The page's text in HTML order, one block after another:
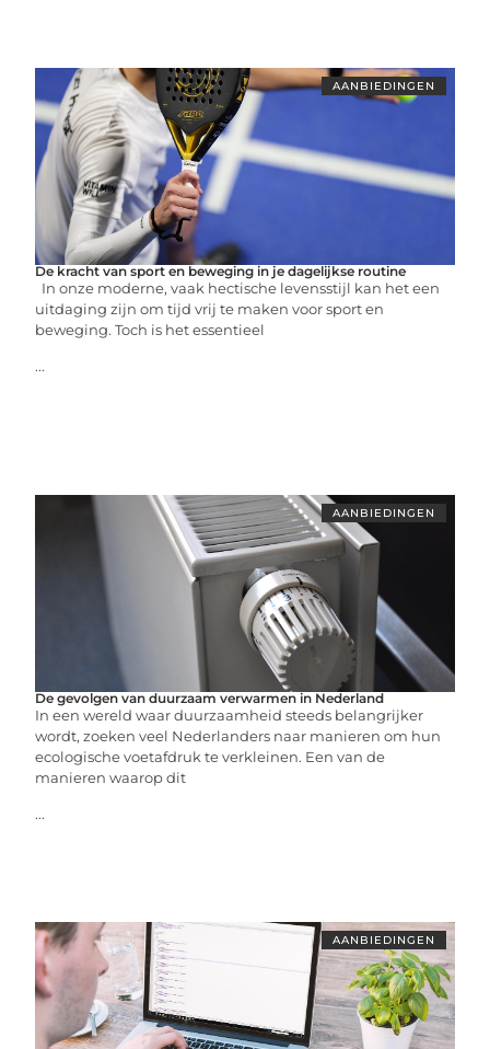
AANBIEDINGEN
De kracht van sport en beweging in je dagelijkse routine
In onze moderne, vaak hectische levensstijl kan het een
uitdaging zijn om tijd vrij te maken voor sport en
beweging. Toch is het essentieel
...
AANBIEDINGEN
De gevolgen van duurzaam verwarmen in Nederland
In een wereld waar duurzaamheid steeds belangrijker
wordt, zoeken veel Nederlanders naar manieren om hun
ecologische voetafdruk te verkleinen. Een van de
manieren waarop dit
...
AANBIEDINGEN